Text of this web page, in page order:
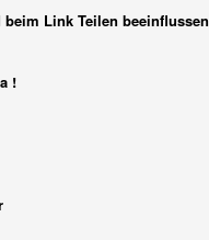
Link Teilen beeinflussen
!